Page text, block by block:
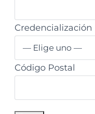
Credencialización
Código Postal